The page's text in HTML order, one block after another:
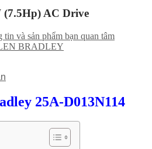
(7.5Hp) AC Drive
và sản phẩm bạn quan tâm
BRADLEY
25A-D013N114